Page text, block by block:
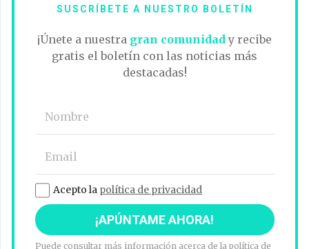
SUSCRÍBETE A NUESTRO BOLETÍN
¡Únete a nuestra gran comunidady recibe
gratis el boletín con las noticias más
destacadas!
Acepto la política de privacidad
Puede consultar más información acerca de la política de